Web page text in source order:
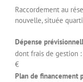
Raccordement au
nouvelle, située
Dépense
dont frais de
€
Plan de financement